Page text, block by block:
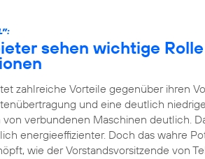
sehen wichtige
zahlreiche Vorteile gegenüber ihren
und eine deutlich
verbundenen Maschinen deutlich.
energieeffizienter. Doch das wahre
wie der Vorstandsvorsitzende von